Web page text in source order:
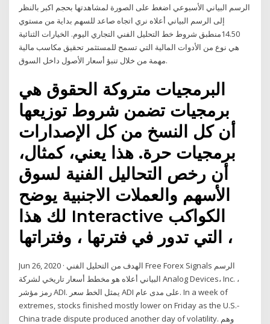
الرسم البياني الأسبوعي اضغط على الصورة لمشاهدتها بحجم اكبر بالنظر
إلى الرسم البياني أعلاه نري اتجاه صاعد للسهم بداية من مستوي
14.50منطبق شروط خط التحليل الفني التجاري اليوم. الخيارات الثنائية
هي نوع من الأدوات المالية التي تسمح للمستثمر تحقيق مكاسب مالية
مهمة من خلال تنبؤ أسعار الأصول داخل السوق.
البرمجيات متروكة الحقوق هي
برمجيات تضمن شروط توزيعها
أن كل النسخ من كل الإصدارات
برمجيات حرة. هذا يعني، كمثال،
أن رخص التحاليل الفنية لسوق
الأسهم والعملات الاجنبية يوضح
لك هذا Interactive الكواكب
التي تدور في فترتها ، وفتراتها ،
Jun 26, 2020 · الهدف من التحليل الفني Free Forex Signals الرسم
البياني أعلاه هو مخطط أسعار تاريخي لشركة Analog Devices، Inc. ،
رمز مؤشر ADI. يمثل الخط سعر ADI على مدى عام. In a week of
extremes, stocks finished mostly lower on Friday as the U.S.-
China trade dispute produced another day of volatility. وهم